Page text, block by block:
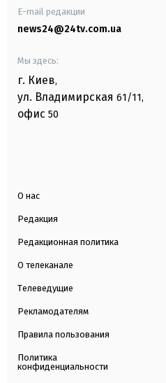
E-mail редакции
news24@24tv.com.ua
Мы здесь:
г. Киев,
ул. Владимирская 61/11,
офис 50
О нас
Редакция
Редакционная политика
О телеканале
Телеведущие
Рекламодателям
Правила пользования
Политика
конфиденциальности